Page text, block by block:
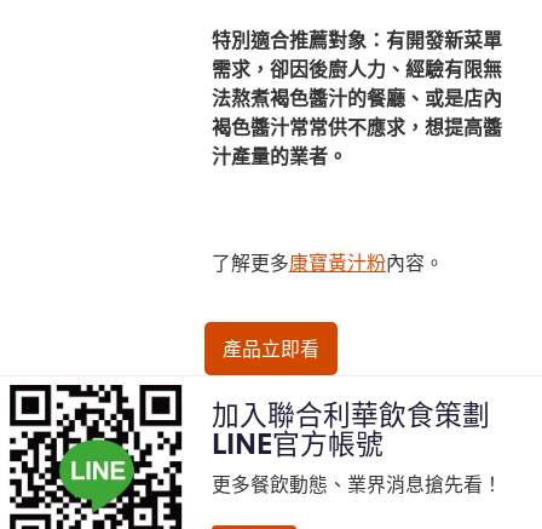
特別適合推薦對象：有開發新菜單
需求，卻因後廚人力、經驗有限無
法熬煮褐色醬汁的餐廳、或是店內
褐色醬汁常常供不應求，想提高醬
汁產量的業者。
了解更多康寶黃汁粉內容。
產品立即看
加入聯合利華飲食策劃
LINE官方帳號
更多餐飲動態、業界消息搶先看！